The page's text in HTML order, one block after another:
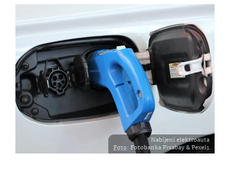
Nabíjení elektroauta
Foto: Fotobanka Pixabay & Pexels